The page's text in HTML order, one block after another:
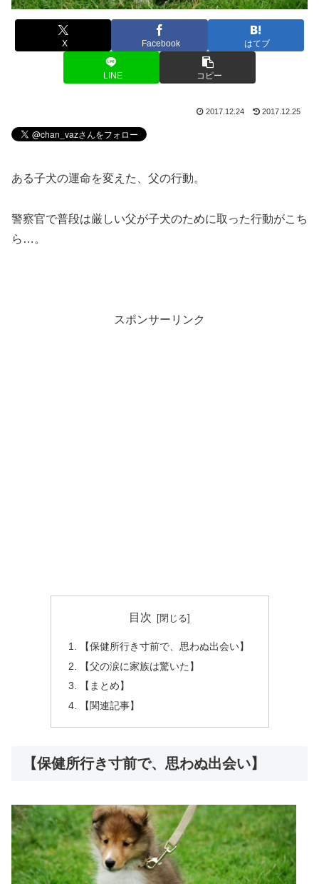
X Facebook はてブ
LINE コピー
2017.12.24 2017.12.25
ある子犬の運命を変えた、父の行動。
警察官で普段は厳しい父が子犬のために取った行動がこち
ら…。
スポンサーリンク
目次
【保健所行き寸前で、思わぬ出会い】
【父の涙に家族は驚いた】
【まとめ】
【関連記事】
【保健所行き寸前で、思わぬ出会い】